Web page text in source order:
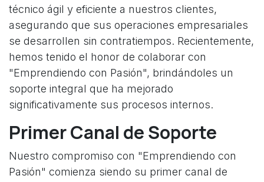
técnico ágil y eficiente a nuestros clientes,
asegurando que sus operaciones empresariales
se desarrollen sin contratiempos. Recientemente,
hemos tenido el honor de colaborar con
"Emprendiendo con Pasión", brindándoles un
soporte integral que ha mejorado
significativamente sus procesos internos.
Primer Canal de Soporte
Nuestro compromiso con "Emprendiendo con
Pasión" comienza siendo su primer canal de